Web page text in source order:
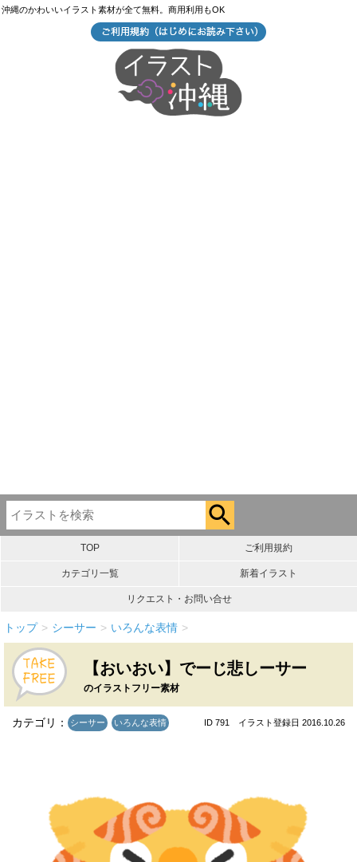
沖縄のかわいいイラスト素材が全て無料。商用利用もOK
TOP ご利用規約
カテゴリ一覧 新着イラスト
リクエスト・お問い合せ
トップ > シーサー > いろんな表情 >
【おいおい】でーじ悲しーサー
のイラストフリー素材
カテゴリ： シーサー いろんな表情 ID 791 イラスト登録日 2016.10.26